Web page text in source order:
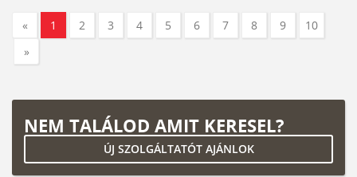
« 1 2 3 4 5 6 7 8 9
10
»
NEM TALÁLOD AMIT KERESEL?
ÚJ SZOLGÁLTATÓT AJÁNLOK